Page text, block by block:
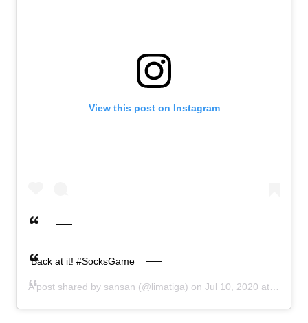
View this post on Instagram
Back at it! #SocksGame
A post shared by sansan (@limatiga) on Jul 10, 2020 at 2:39am PDT